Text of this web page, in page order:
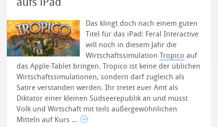
Das klingt doch nach einem guten
Titel für das iPad: Feral Interactive
will noch in diesem Jahr die
WirtschaftssimulationTropico auf
das Apple-Tablet bringen.Tropico ist keine der üblichen
Wirtschaftssimulationen, sondern darf zugleich als
Satire verstanden werden. Ihr tretet euer Amt als
Diktator einer kleinen Südseerepublik an und müsst
Volk und Wirtschaft mit teils außergewöhnlichen
Mitteln auf Kurs ...